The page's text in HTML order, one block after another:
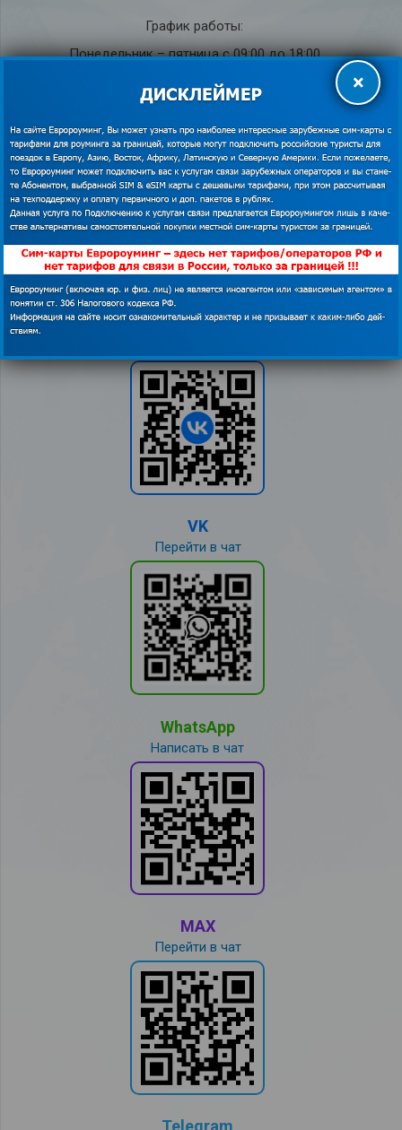
График работы:
Понедельник – пятница с 09:00 до 18:00
Суббота с 10:00 до 18:00
Воскресенье – выходной
Служба под­держки кли­ен­тов на рус­ском языке
8 (800) 555-28-34(бесплатно по РФ)
+7 (495) 011-12-94
+7 (495) 011-12-54
info@euroaming.ru
Мессенджеры для связи с нами из-за границы
VK
Перейти в чат
WhatsApp
Написать в чат
MAX
Перейти в чат
Telegram
×